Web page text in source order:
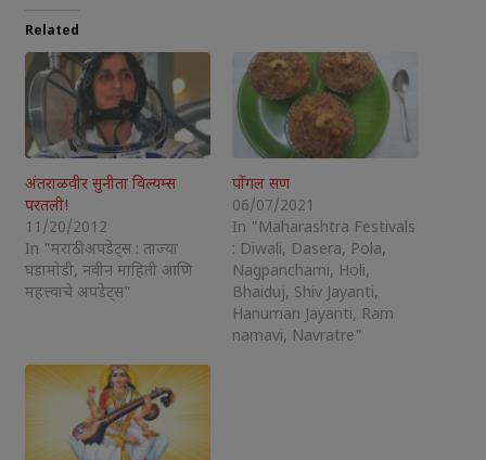
Related
अंतराळवीर सुनीता विल्यम्स
परतली!
11/20/2012
In "मराठी अपडेट्स : ताज्या
घडामोडी, नवीन माहिती आणि
महत्त्वाचे अपडेट्स"
पोंगल सण
06/07/2021
In "Maharashtra Festivals
: Diwali, Dasera, Pola,
Nagpanchami, Holi,
Bhaiduj, Shiv Jayanti,
Hanuman Jayanti, Ram
namavi, Navratre"